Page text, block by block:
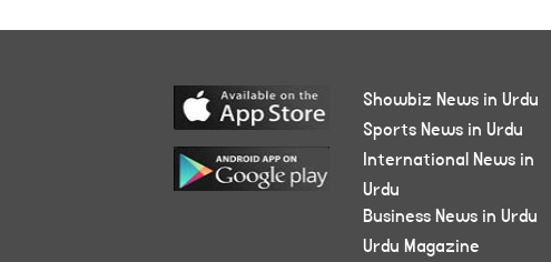
Showbiz News in Urdu
Sports News in Urdu
International News in
Urdu
Business News in Urdu
Urdu Magazine